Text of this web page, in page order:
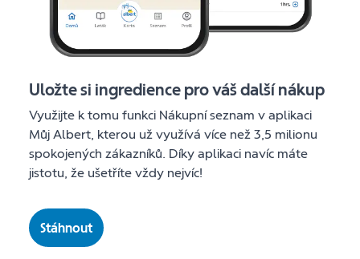
Uložte si ingredience pro váš další nákup
Využijte k tomu funkci Nákupní seznam v aplikaci
Můj Albert, kterou už využívá více než 3,5 milionu
spokojených zákazníků. Díky aplikaci navíc máte
jistotu, že ušetříte vždy nejvíc!
Stáhnout